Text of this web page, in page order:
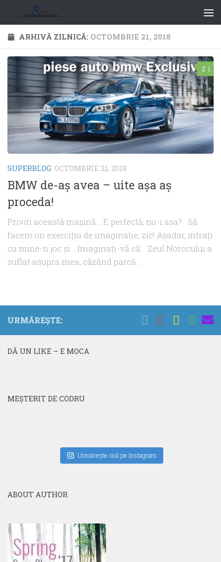
ARHIVĂ ZILNICĂ: OCTOMBRIE 21, 2018
1
SUPERBLOG OCTOMBRIE 21, 2018
BMW de-aş avea – uite aşa aş
proceda!
Priviţi această maşină… E perfectă, nu-i aşa? Să
facem un exerciţiu de imaginaţie, zic! Aşadar, intraţi
cu mine-n joc şi… Imaginaţi-vă că: Zeul Norocului a
suflat asupra mea, căzând parcă...
URMĂREȘTE:
DĂ UN LIKE – E MOCA
MEŞTERIT DE CODRU
Urmăreşte-mă pe Instagram
ABOUT AUTHOR